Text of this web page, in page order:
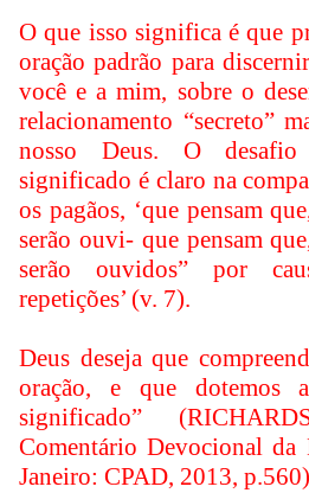
O que isso significa é que
oração padrão para
você e a mim, sobre o
relacionamento “secreto”
nosso Deus. O
significado é claro na
os pagãos, ‘que pensam
serão ouvi- que pensam
serão ouvidos” por
repetições’ (v. 7).
Deus deseja que
oração, e que dotemos
significado”
Comentário Devocional
Janeiro: CPAD, 2013,